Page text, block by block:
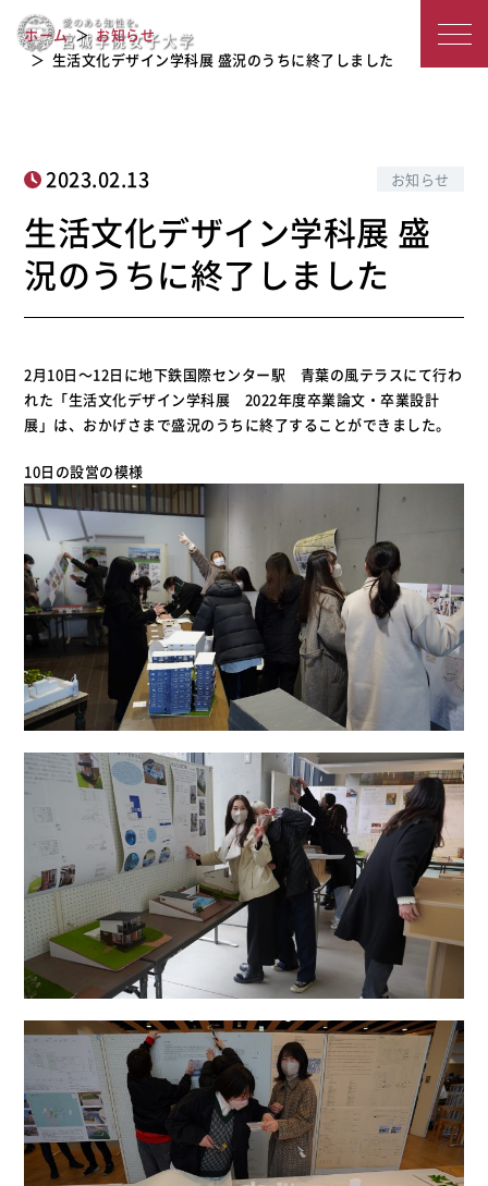
城
子
大
学
生活文化デザイン学科展 盛況のうちに
終了しました
ホーム
お知らせ
生活文化デザイン学科展 盛況のうちに終了しました
2023.02.13 お知らせ
生活文化デザイン学科展 盛
況のうちに終了しました
2月10日〜12日に地下鉄国際センター駅 青葉の風テラスにて行わ
れた「生活文化デザイン学科展 2022年度卒業論文・卒業設計
展」は、おかげさまで盛況のうちに終了することができました。
10日の設営の模様